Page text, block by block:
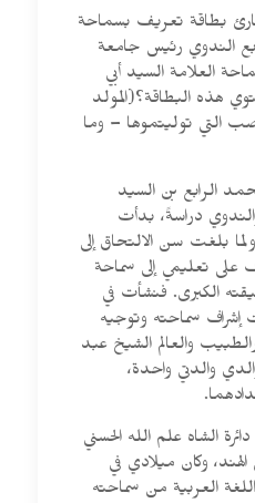
بطاقة تعريف بسماحة
الندوي رئيس جامعة
العلامة السيد أبي
هذه البطاقة؟(المولد
التي توليتموها – وما
الرابع بن السيد
دراسةً، بدأت
بلغت سن الالتحاق إلى
على تعليمي إلى سماحة
الكبرى. فنشأت في
إشراف سماحته وتوجيه
والعالم الشيخ عبد
والدتي واحدة،
الشاه علم الله الحسني
الهند، وكان ميلادي في
اللغة العربية من سماحته